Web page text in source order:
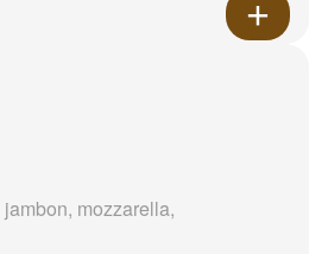
mozzarella,